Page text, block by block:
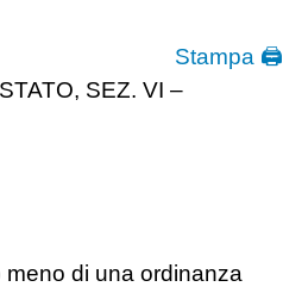
Stampa 🖨
SEZ. VI –
meno di una ordinanza